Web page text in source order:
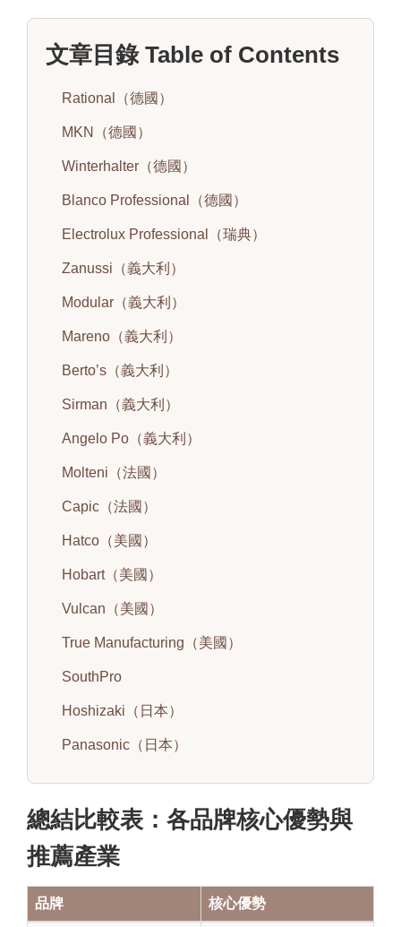
文章目錄 Table of Contents
Rational（德國）
MKN（德國）
Winterhalter（德國）
Blanco Professional（德國）
Electrolux Professional（瑞典）
Zanussi（義大利）
Modular（義大利）
Mareno（義大利）
Berto’s（義大利）
Sirman（義大利）
Angelo Po（義大利）
Molteni（法國）
Capic（法國）
Hatco（美國）
Hobart（美國）
Vulcan（美國）
True Manufacturing（美國）
SouthPro
Hoshizaki（日本）
Panasonic（日本）
總結比較表：各品牌核心優勢與
推薦產業
品牌 核心優勢